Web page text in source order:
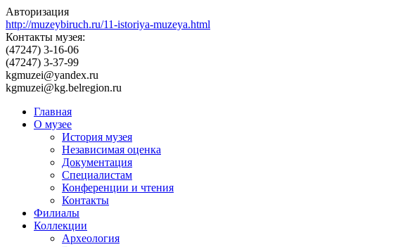
Авторизация
http://muzeybiruch.ru/11-istoriya-muzeya.html
Контакты музея:
(47247) 3-16-06
(47247) 3-37-99
kgmuzei@yandex.ru
kgmuzei@kg.belregion.ru
Главная
О музее
История музея
Независимая оценка
Документация
Специалистам
Конференции и чтения
Контакты
Филиалы
Коллекции
Археология